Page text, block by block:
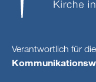
Verantwortlich für